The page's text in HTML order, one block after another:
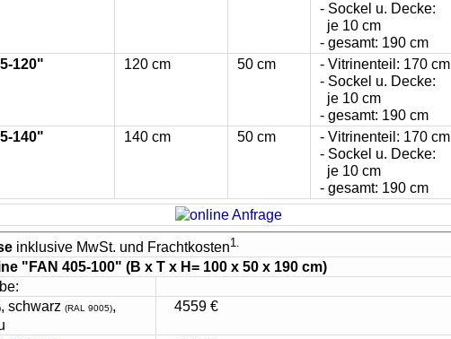
- Sockel u. Decke:
je 10 cm
- gesamt: 190 cm
120"
120 cm 50 cm
- Vitrinenteil: 170 cm
- Sockel u. Decke:
je 10 cm
- gesamt: 190 cm
140"
140 cm 50 cm
- Vitrinenteil: 170 cm
- Sockel u. Decke:
je 10 cm
- gesamt: 190 cm
inklusive MwSt. und Frachtkosten1.
"FAN 405-100" (B x T x H= 100 x 50 x 190 cm)
, schwarz (RAL 9005),
4559 €